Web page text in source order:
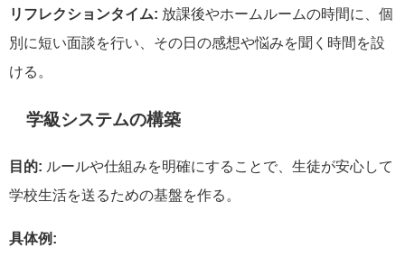
リフレクションタイム: 放課後やホームルームの時間に、個
別に短い面談を行い、その日の感想や悩みを聞く時間を設
ける。
学級システムの構築
目的: ルールや仕組みを明確にすることで、生徒が安心して
学校生活を送るための基盤を作る。
具体例: